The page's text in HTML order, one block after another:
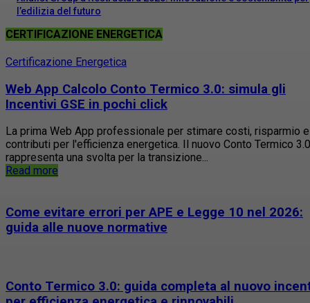
l’edilizia del futuro
CERTIFICAZIONE ENERGETICA
Certificazione Energetica
Web App Calcolo Conto Termico 3.0: simula gli
Incentivi GSE in pochi click
La prima Web App professionale per stimare costi, risparmio e
contributi per l'efficienza energetica. Il nuovo Conto Termico 3.0
rappresenta una svolta per la transizione...
Read more
Come evitare errori per APE e Legge 10 nel 2026:
guida alle nuove normative
Conto Termico 3.0: guida completa al nuovo